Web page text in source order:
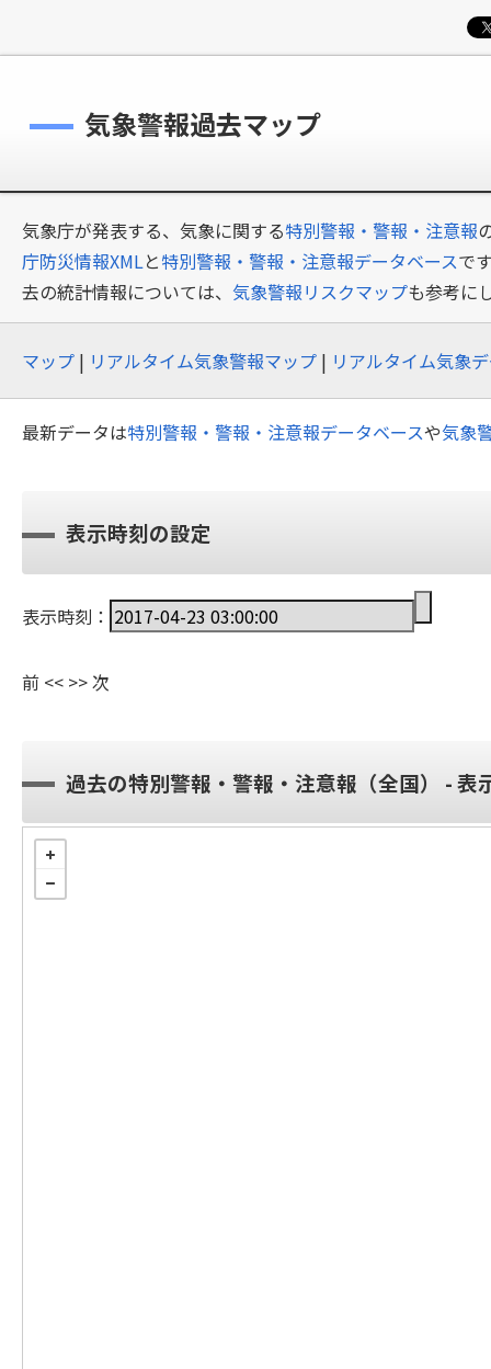
気象警報過去マップ
気象庁が発表する、気象に関する特別警報・警報・注意報
庁防災情報XMLと特別警報・警報・注意報データベースで
去の統計情報については、 気象警報リスクマップも参考に
マップ | リアルタイム気象警報マップ | リアルタイム気象
最新データは特別警報・警報・注意報データベースや気象
表示時刻の設定
表示時刻：
前 << >>次
過去の特別警報・警報・注意報（全国） - 表